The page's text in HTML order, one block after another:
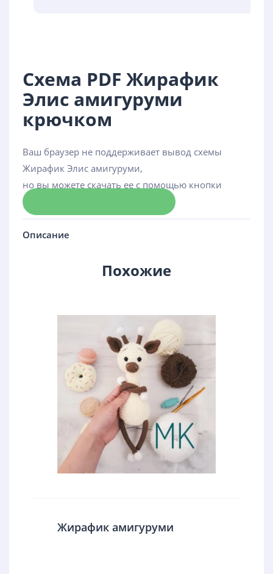
Схема PDF Жирафик
Элис амигуруми
крючком
Ваш браузер не поддерживает вывод схемы
Жирафик Элис амигуруми,
но вы можете скачать ее с помощью кнопки
Описание
Похожие
Жирафик амигуруми